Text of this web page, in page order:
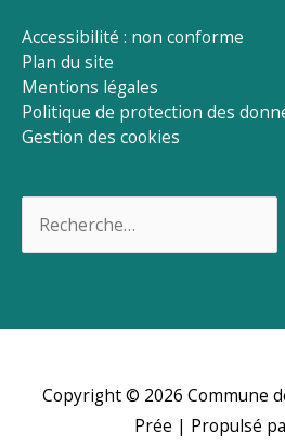
Accessibilité : non conforme
Plan du site
Mentions légales
Politique de protection des
Gestion des cookies
Copyright © 2026 Commune
Prée | Propulsé